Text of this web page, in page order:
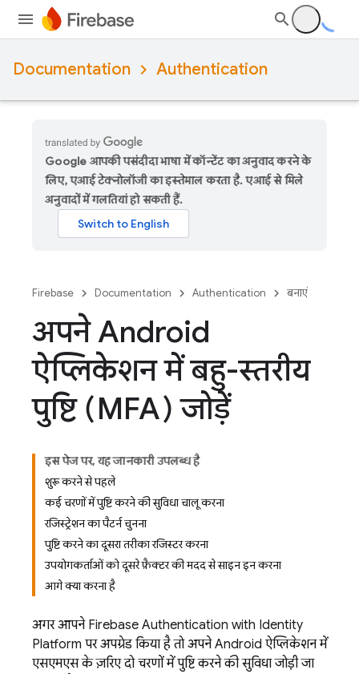
Documentation Authentication
Google आपकी पसंदीदा भाषा में कॉन्टेंट का अनुवाद करने के
लिए, एआई टेक्नोलॉजी का इस्तेमाल करता है. एआई से मिले
अनुवादों में गलतियां हो सकती हैं.
Firebase Documentation Authentication बनाएं
अपने Android
ऐप्लिकेशन में बहु-स्तरीय
पुष्टि (MFA) जोड़ें
इस पेज पर, यह जानकारी उपलब्ध है
शुरू करने से पहले
कई चरणों में पुष्टि करने की सुविधा चालू करना
रजिस्ट्रेशन का पैटर्न चुनना
पुष्टि करने का दूसरा तरीका रजिस्टर करना
उपयोगकर्ताओं को दूसरे फ़ैक्टर की मदद से साइन इन करना
आगे क्या करना है
अगर आपने Firebase Authentication with Identity
Platform पर अपग्रेड किया है, तो अपने Android ऐप्लिकेशन में
एसएमएस के ज़रिए दो चरणों में पुष्टि करने की सुविधा जोड़ी जा